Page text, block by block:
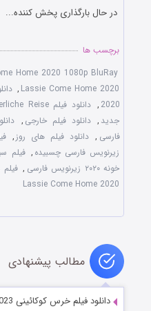
در حال بارگذاری پخش کننده...
برچسب ها
Home 2020 1080p BluRay
Lassie Come Home 2020
,
2020
, دانلود فیلم Lassie Eine abenteuerliche Reise
جدید , دانلود فیلم خارجی ,
فارسی , دانلود فیلم های روز ,
زیرنویس فارسی چسبیده , فیلم
خونه ۲۰۲۰ زیرنویس فارسی
, فیلم
Lassie Come Home 2020
مطالب پیشنهادی
دانلود فیلم خرس کوکائینی Cocaine Bear 2023